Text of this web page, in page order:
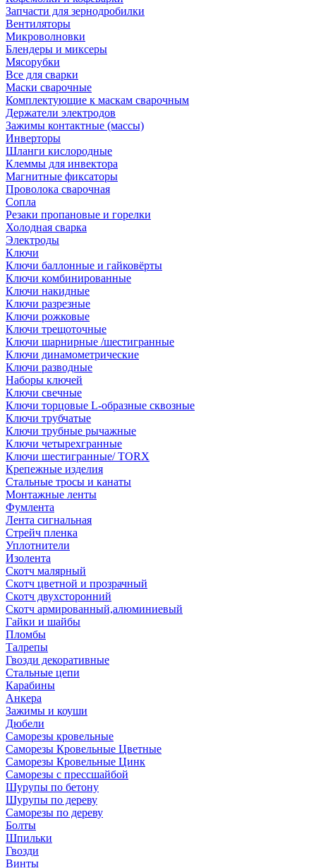
Запчасти для зернодробилки
Вентиляторы
Микроволновки
Блендеры и миксеры
Мясорубки
Все для сварки
Маски сварочные
Комплектующие к маскам сварочным
Держатели электродов
Зажимы контактные (массы)
Инверторы
Шланги кислородные
Клеммы для инвектора
Магнитные фиксаторы
Проволока сварочная
Сопла
Резаки пропановые и горелки
Холодная сварка
Электроды
Ключи
Ключи баллонные и гайковёрты
Ключи комбинированные
Ключи накидные
Ключи разрезные
Ключи рожковые
Ключи трещоточные
Ключи шарнирные /шестигранные
Ключи динамометрические
Ключи разводные
Наборы ключей
Ключи свечные
Ключи торцовые L-образные сквозные
Ключи трубчатые
Ключи трубные рычажные
Ключи четырехгранные
Ключи шестигранные/ TORX
Крепежные изделия
Стальные тросы и канаты
Монтажные ленты
Фумлента
Лента сигнальная
Стрейч пленка
Уплотнители
Изолента
Скотч малярный
Скотч цветной и прозрачный
Скотч двухсторонний
Скотч армированный,алюминиевый
Гайки и шайбы
Пломбы
Талрепы
Гвозди декоративные
Стальные цепи
Карабины
Анкера
Зажимы и коуши
Дюбели
Саморезы кровельные
Саморезы Кровельные Цветные
Саморезы Кровельные Цинк
Саморезы с прессшайбой
Шурупы по бетону
Шурупы по дереву
Саморезы по дереву
Болты
Шпильки
Гвозди
Винты